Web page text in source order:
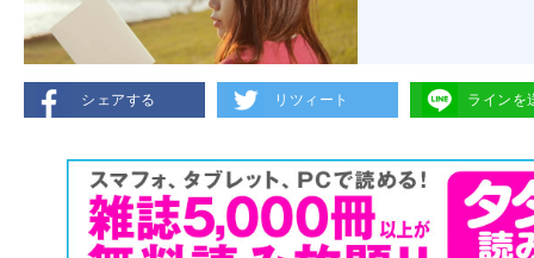
シェアする リツィート ラインを